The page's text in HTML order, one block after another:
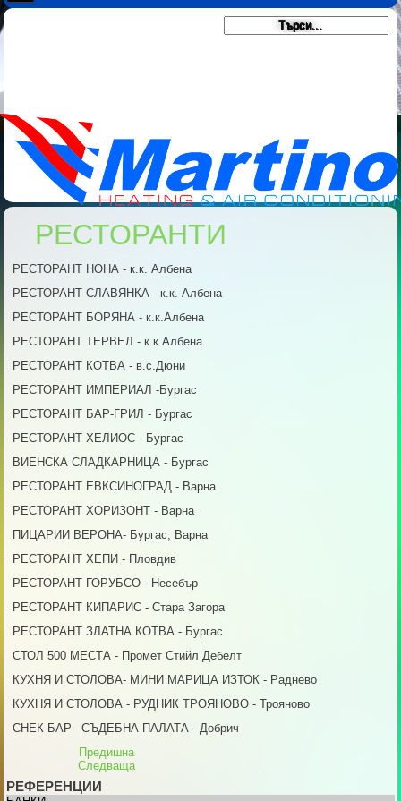
РЕСТОРАНТИ
РЕСТОРАНТ НОНА - к.к. Албена
РЕСТОРАНТ СЛАВЯНКА - к.к. Албена
РЕСТОРАНТ БОРЯНА - к.к.Албена
РЕСТОРАНТ ТЕРВЕЛ - к.к.Албена
РЕСТОРАНТ КОТВА - в.с.Дюни
РЕСТОРАНТ ИМПЕРИАЛ -Бургас
РЕСТОРАНТ БАР-ГРИЛ - Бургас
РЕСТОРАНТ ХЕЛИОС - Бургас
ВИЕНСКА СЛАДКАРНИЦА - Бургас
РЕСТОРАНТ ЕВКСИНОГРАД - Варна
РЕСТОРАНТ ХОРИЗОНТ - Варна
ПИЦАРИИ ВЕРОНА- Бургас, Варна
РЕСТОРАНТ ХЕПИ - Пловдив
РЕСТОРАНТ ГОРУБСО - Несебър
РЕСТОРАНТ КИПАРИС - Стара Загора
РЕСТОРАНТ ЗЛАТНА КОТВА - Бургас
СТОЛ 500 МЕСТА - Промет Стийл Дебелт
КУХНЯ И СТОЛОВА- МИНИ МАРИЦА ИЗТОК - Раднево
КУХНЯ И СТОЛОВА - РУДНИК ТРОЯНОВО - Трояново
СНЕК БАР– СЪДЕБНА ПАЛАТА - Добрич
Предишна
Следваща
РЕФЕРЕНЦИИ